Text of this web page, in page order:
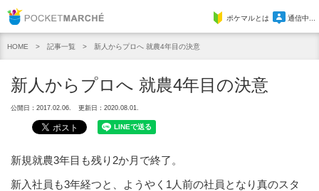
Pocket Marcheポケマルとは 通信中...
HOME 記事一覧 新人からプロへ 就農4年目の決意
新人からプロへ 就農4年目の決意
公開日：2017.02.06. 更新日：2020.08.01.
新規就農3年目も残り2か月で終了。
新入社員も3年経つと、ようやく1人前の社員となり真のスタ